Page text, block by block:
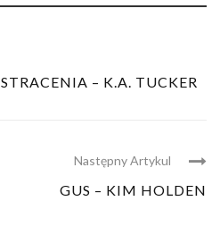
– K.A. TUCKER
Następny Artykul
GUS – KIM HOLDEN